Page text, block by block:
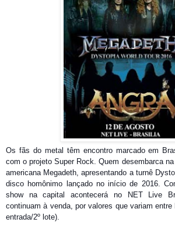
Os fãs do metal têm encontro marcado em
com o projeto Super Rock. Quem desembarca
americana Megadeth, apresentando a turnê
disco homônimo lançado no início de 2016.
show na capital acontecerá no NET Live
continuam à venda, por valores que variam entre
entrada/2º lote)